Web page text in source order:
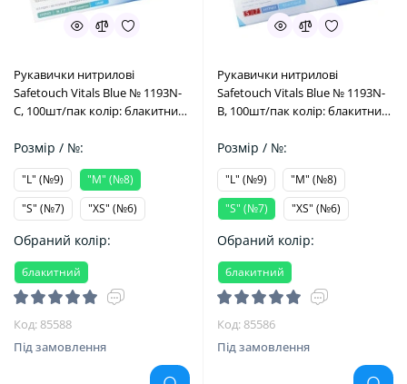
Рукавички нитрилові
Safetouсh Vitals Blue № 1193N-
C, 100шт/пак колір: блакитний;
Медіком)
Розмір / №:
"L" (№9)
"M" (№8)
"S" (№7)
"XS" (№6)
Обраний колір:
блакитний
Код: 85588
Під замовлення
Рукавички нитрилові
Safetouсh Vitals Blue № 1193N-
B, 100шт/пак колір: блакитний;
Медіком)
Розмір / №:
"L" (№9)
"M" (№8)
"S" (№7)
"XS" (№6)
Обраний колір:
блакитний
Код: 85586
Під замовлення